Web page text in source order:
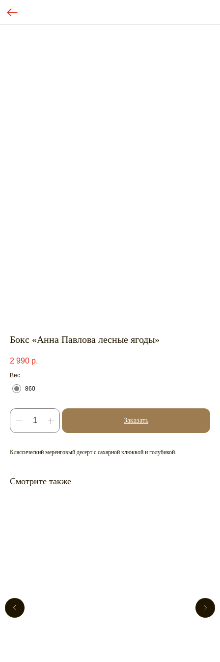
Бокс «Анна Павлова лесные ягоды»
2 990 р.
Вес
860
Заказать
Классический меренговый десерт с сахарной клюквой и голубикой.
Смотрите также